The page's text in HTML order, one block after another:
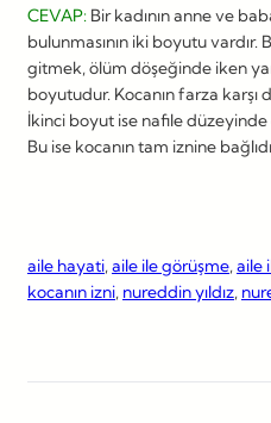
CEVAP: Bir kadının anne ve
bulunmasının iki boyutu vardır.
gitmek, ölüm döşeğinde iken
boyutudur. Kocanın farza
İkinci boyut ise nafile düzeyinde
Bu ise kocanın tam iznine
aile hayati, aile ile görüşme, aile
kocanın izni, nureddin yıldız,